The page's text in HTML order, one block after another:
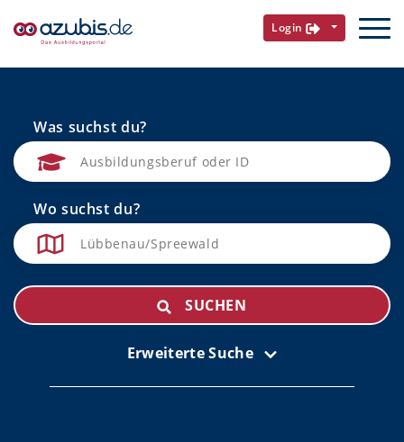
Login
Was suchst du?
Wo suchst du?
SUCHEN
Erweiterte Suche